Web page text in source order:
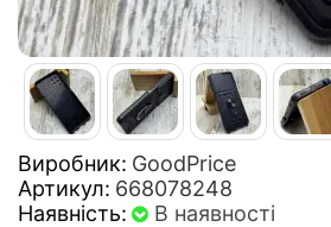
Виробник: GoodPrice
Артикул: 668078248
Наявність:
В наявності